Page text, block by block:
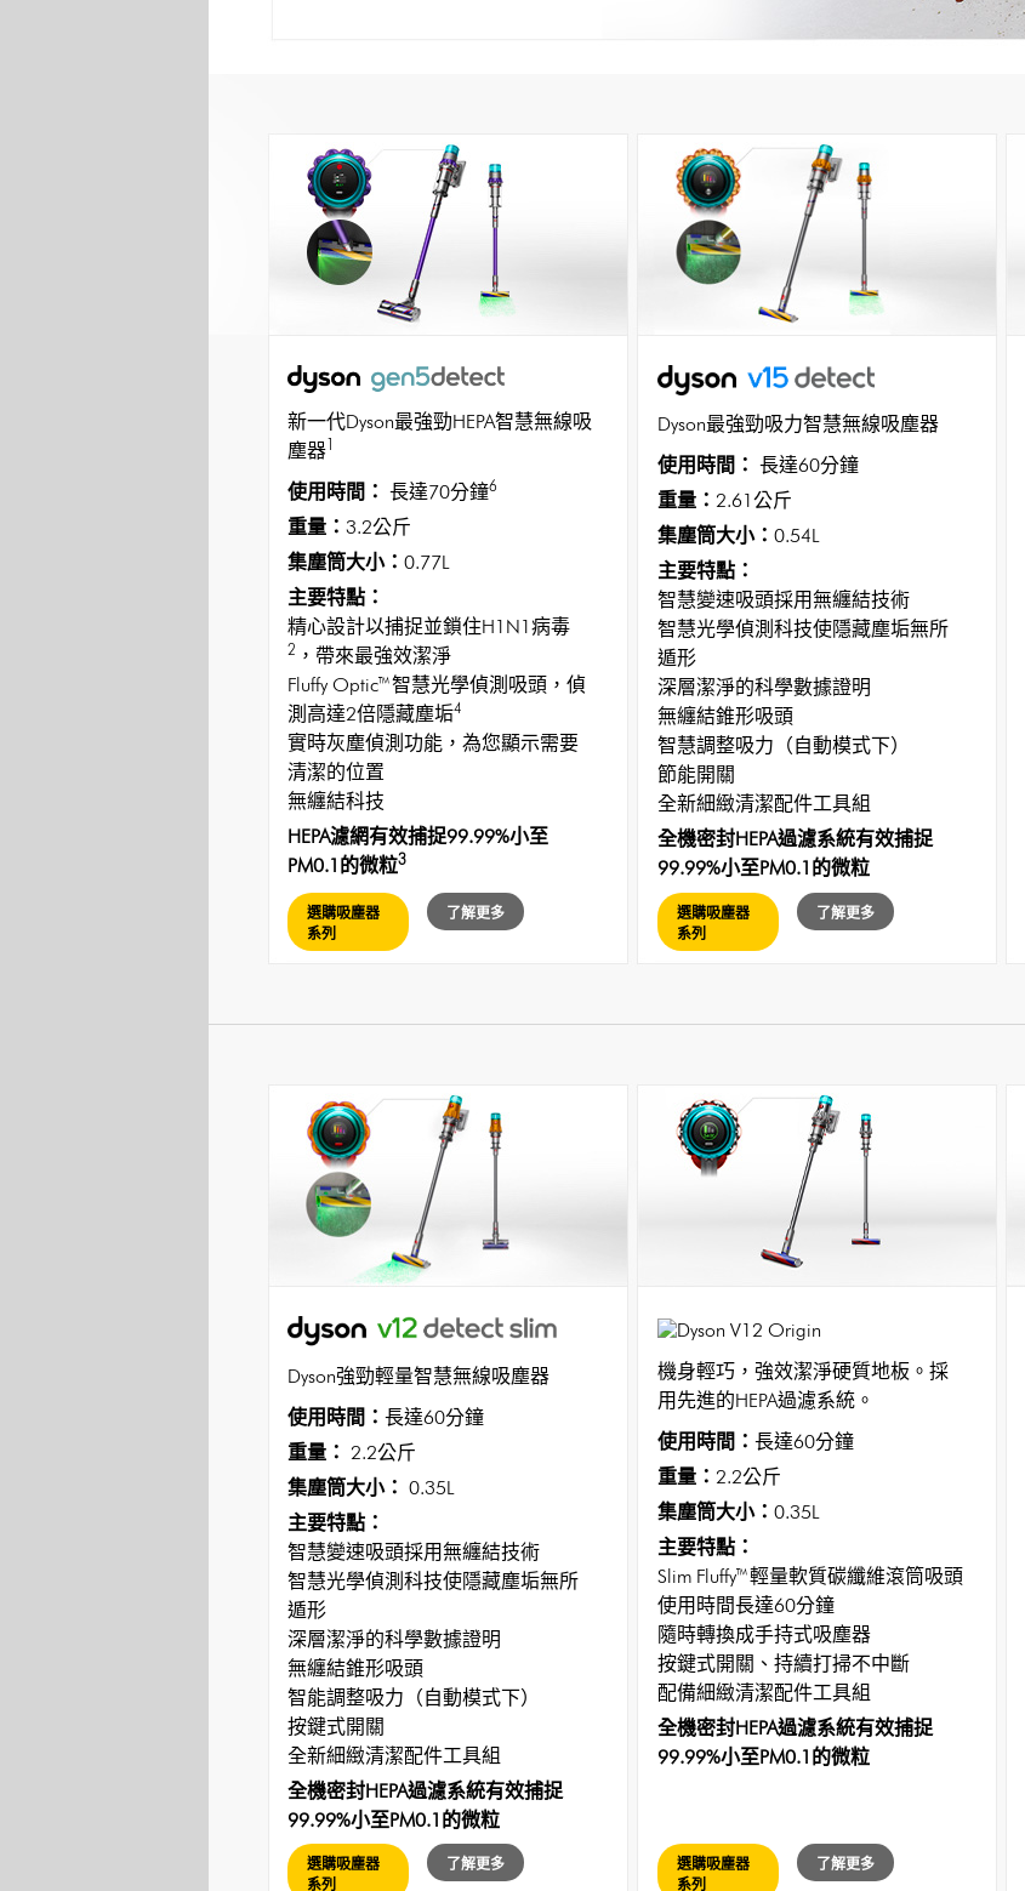
新一代Dyson最強勁HEPA智慧無線吸
塵器1
使用時間： 長達70分鐘6
重量： 3.2公斤
集塵筒大小： 0.77L
主要特點：
精心設計以捕捉並鎖住H1N1病毒
2 ，帶來最強效潔淨
Fluffy Optic™ 智慧光學偵測吸頭，偵
測高達2倍隱藏塵垢4
實時灰塵偵測功能，為您顯示需要
清潔的位置
無纏結科技
HEPA濾網有效捕捉99.99%小至
PM0.1的微粒3
選購吸塵器
系列
了解更多
Dyson最強勁吸力智慧無線吸塵器
使用時間： 長達60分鐘
重量： 2.61公斤
集塵筒大小： 0.54L
主要特點：
智慧變速吸頭採用無纏結技術
智慧光學偵測科技使隱藏塵垢無所
遁形
深層潔淨的科學數據證明
無纏結錐形吸頭
智慧調整吸力（自動模式下）
節能開關
全新細緻清潔配件工具組
全機密封HEPA過濾系統有效捕捉
99.99%小至PM0.1的微粒
選購吸塵器
系列
了解更多
Dyson強勁輕量智慧無線吸塵器
使用時間： 長達60分鐘
重量： 2.2公斤
集塵筒大小： 0.35L
主要特點：
智慧變速吸頭採用無纏結技術
智慧光學偵測科技使隱藏塵垢無所
遁形
深層潔淨的科學數據證明
無纏結錐形吸頭
智能調整吸力（自動模式下）
按鍵式開關
全新細緻清潔配件工具組
全機密封HEPA過濾系統有效捕捉
99.99%小至PM0.1的微粒
選購吸塵器
系列
了解更多
機身輕巧，強效潔淨硬質地板。採
用先進的HEPA過濾系統。
使用時間： 長達60分鐘
重量： 2.2公斤
集塵筒大小： 0.35L
主要特點：
Slim Fluffy™ 輕量軟質碳纖維滾筒吸頭
使用時間長達60分鐘
隨時轉換成手持式吸塵器
按鍵式開關、持續打掃不中斷
配備細緻清潔配件工具組
全機密封HEPA過濾系統有效捕捉
99.99%小至PM0.1的微粒
選購吸塵器
系列
了解更多